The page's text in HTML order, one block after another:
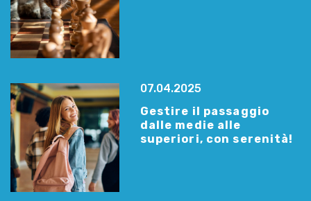
07.04.2025
Gestire il passaggio
dalle medie alle
superiori, con serenità!